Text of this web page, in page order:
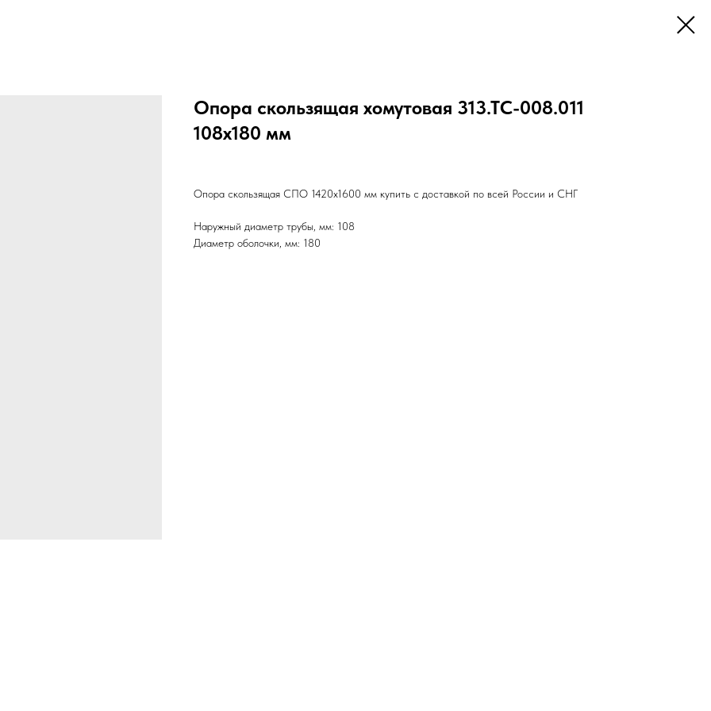
Опора скользящая хомутовая 313.ТС-008.011
108х180 мм
Опора скользящая СПО 1420х1600 мм купить с доставкой по всей России и СНГ
Наружный диаметр трубы, мм: 108
Диаметр оболочки, мм: 180